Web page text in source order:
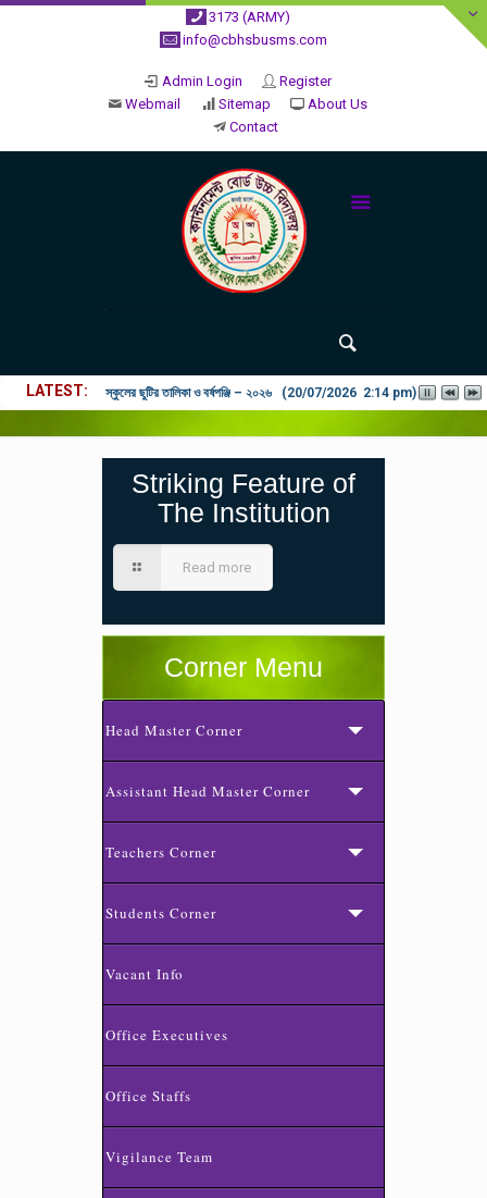
3173 (ARMY)
info@cbhsbusms.com
Admin Login
Register
Webmail
Sitemap
About Us
Contact
LATEST ২০২৬ শিক্ষাবর্ষে ভর্তি পুন: বিজ্ঞপ্তিঃ শিশু থেকে নবম শ্রেণি পযর্ন্ত ফরম বিতরন
Striking Feature of
The Institution
Read more
Corner Menu
Head Master Corner
Assistant Head Master Corner
Teachers Corner
Students Corner
Vacant Info
Office Executives
Office Staffs
Vigilance Team
স্কুলের ছুটির তালিকা ও বর্ষপঞ্জি – ২০২৬